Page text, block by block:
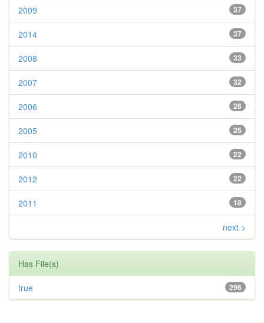
37
2009
37
2014
33
2008
32
2007
26
2006
25
2005
22
2010
22
2012
18
2011
next >
Has File(s)
296
true